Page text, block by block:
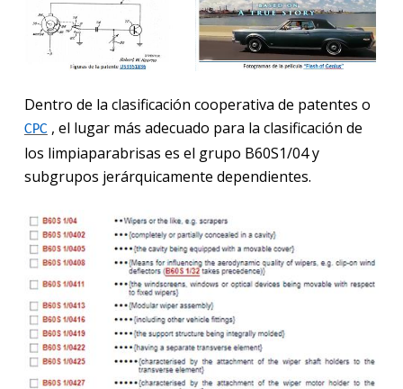
Dentro de la clasificación cooperativa de patentes o
CPC , el lugar más adecuado para la clasificación de
los limpiaparabrisas es el grupo B60S1/04 y
subgrupos jerárquicamente dependientes.